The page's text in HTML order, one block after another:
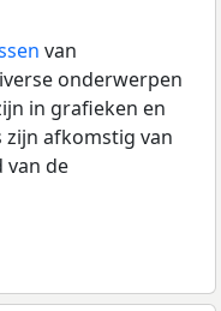
van
onderwerpen
in grafieken en
zijn afkomstig van
van de